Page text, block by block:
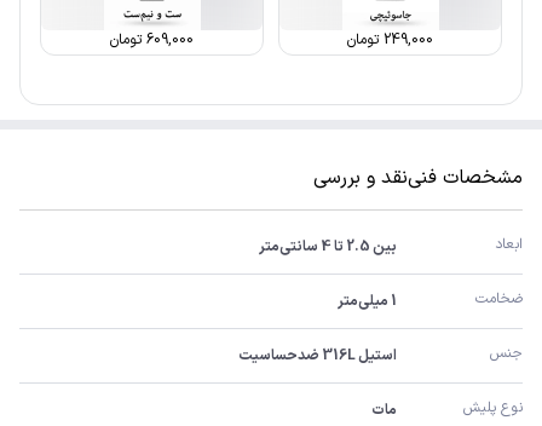
249,000 تومان 609,000تومان
مشخصات فنینقد و بررسی
ابعاد بین 2.5 تا 4 سانتی‌متر
ضخامت 1 میلی‌متر
جنس استیل 316L ضدحساسیت
نوع پلیش مات